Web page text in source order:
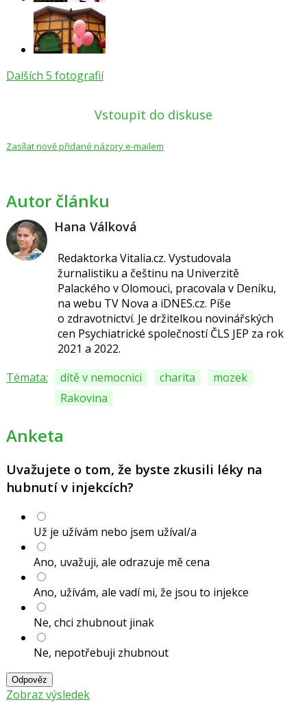
Dalších 5 fotografií
Vstoupit do diskuse
Zasílat nově přidané názory e-mailem
Autor článku
Hana Válková
Redaktorka Vitalia.cz. Vystudovala
žurnalistiku a češtinu na Univerzitě
Palackého v Olomouci, pracovala v Deníku,
na webu TV Nova a iDNES.cz. Píše
o zdravotnictví. Je držitelkou novinářských
cen Psychiatrické společností ČLS JEP za rok
2021 a 2022.
Témata:
dítě v nemocnici charita
mozek
Rakovina
Anketa
Uvažujete o tom, že byste zkusili léky na
hubnutí v injekcích?
Už je užívám nebo jsem užíval/a
Ano, uvažuji, ale odrazuje mě cena
Ano, užívám, ale vadí mi, že jsou to injekce
Ne, chci zhubnout jinak
Ne, nepotřebuji zhubnout
Odpověz
Zobraz výsledek